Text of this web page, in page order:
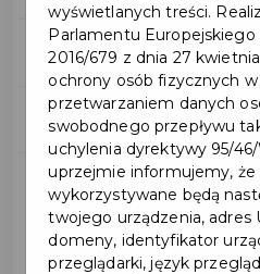
Wszystkie inwestycje
Budżet obywatelski
Inwestycje miejskie
→ rok 2027
wyświetlanych treści.
Parlamentu Europejskiego
2016/679 z dnia 27
ochrony osób fizycznych
przetwarzaniem danych
swobodnego przepływu
uchylenia dyrektywy 95/46/
uprzejmie informujemy, że
wykorzystywane będą
twojego urządzenia, adres
domeny, identyfikator
przeglądarki, język